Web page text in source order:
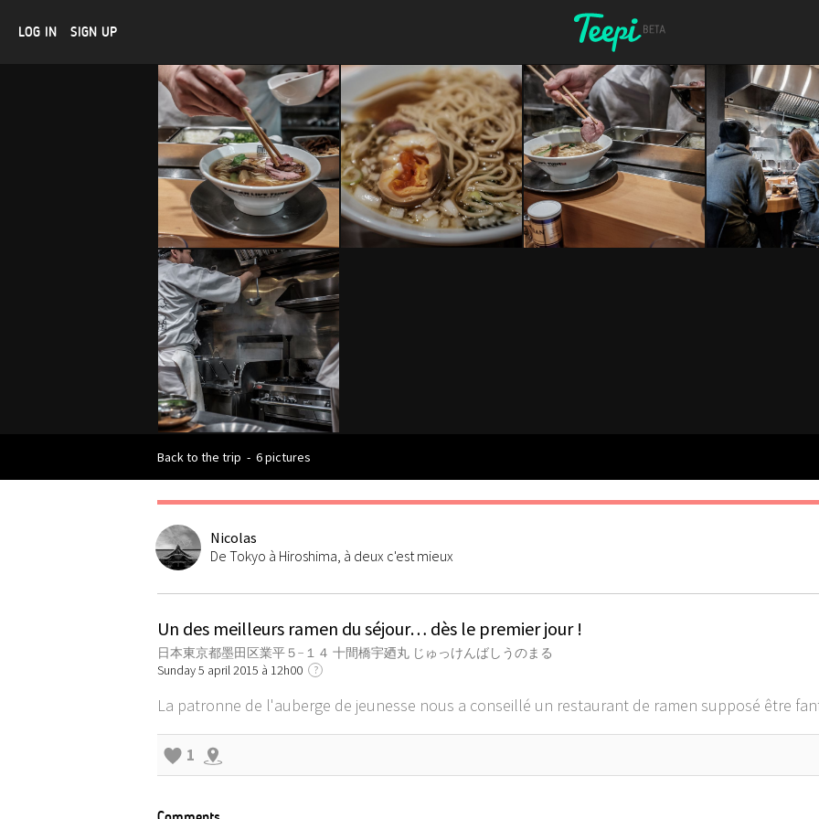
LOG IN SIGN UP
Back to the trip - 6 pictures
Nicolas
De Tokyo à Hiroshima, à deux c'est mieux
Un des meilleurs ramen du séjour… dès le premier jour !
日本東京都墨田区業平５−１４ 十間橋宇廼丸 じゅっけんばしうのまる
Sunday 5 april 2015 à 12h00
?
La patronne de l'auberge de jeunesse nous a conseillé un restaurant de ramen supposé être
1